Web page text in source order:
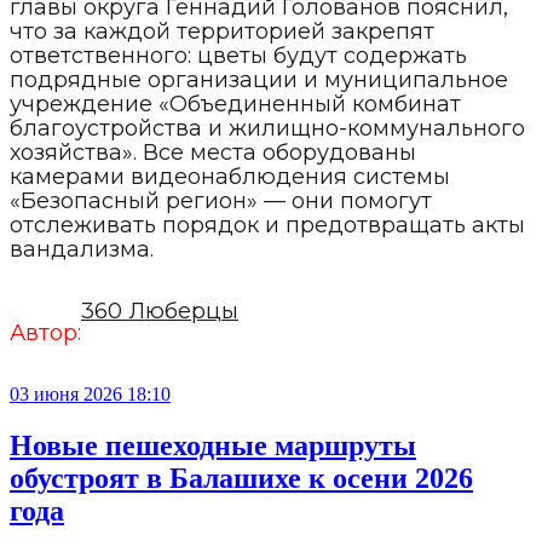
главы округа Геннадий Голованов пояснил,
что за каждой территорией закрепят
ответственного: цветы будут содержать
подрядные организации и муниципальное
учреждение «Объединенный комбинат
благоустройства и жилищно-коммунального
хозяйства». Все места оборудованы
камерами видеонаблюдения системы
«Безопасный регион» — они помогут
отслеживать порядок и предотвращать акты
вандализма.
Автор:
360 Люберцы
03 июня 2026 18:10
Новые пешеходные маршруты
обустроят в Балашихе к осени 2026
года